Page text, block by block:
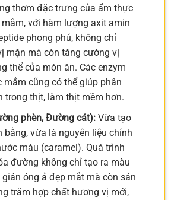
thơm đặc trưng của ẩm thực
với hàm lượng axit amin
phong phú, không chỉ
mặn mà còn tăng cường vị
thể của món ăn. Các enzym
mắm cũng có thể giúp phân
trong thịt, làm thịt mềm hơn.
phèn, Đường cát):Vừa tạo
bằng, vừa là nguyên liệu chính
màu (caramel). Quá trình
đường không chỉ tạo ra màu
óng ả đẹp mắt mà còn sản
trăm hợp chất hương vị mới,